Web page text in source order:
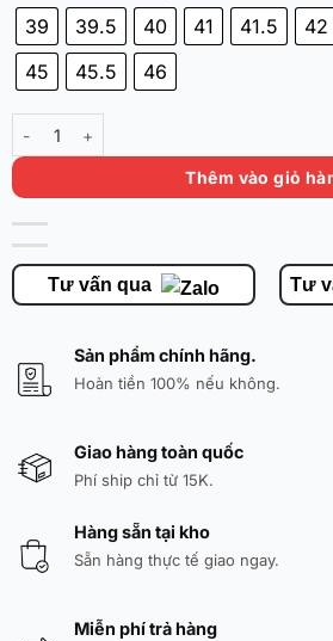
39 39.5 40 41 41.5 42
45
45.5 46
Li Ning Wade All City 14 'College'
Thêm vào giỏ
Tư vấn qua Tư
Sản phẩm chính hãng.
Hoàn tiền 100% nếu không.
Giao hàng toàn quốc
Phí ship chỉ từ 15K.
Hàng sẵn tại kho
Sẵn hàng thực tế giao ngay.
Miễn phí trả hàng